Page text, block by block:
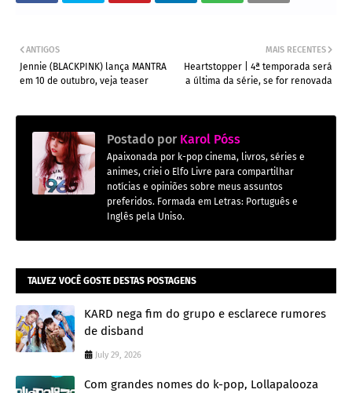
MAIS RECENTES
Heartstopper | 4ª temporada será
a última da série, se for renovada
ANTIGOS
Jennie (BLACKPINK) lança MANTRA
em 10 de outubro, veja teaser
Postado por Karol Póss
Apaixonada por k-pop cinema, livros, séries e
animes, criei o Elfo Livre para compartilhar
notícias e opiniões sobre meus assuntos
preferidos. Formada em Letras: Português e
Inglês pela Uniso.
TALVEZ VOCÊ GOSTE DESTAS POSTAGENS
KARD nega fim do grupo e esclarece rumores
de disband
July 29, 2026
Com grandes nomes do k-pop, Lollapalooza